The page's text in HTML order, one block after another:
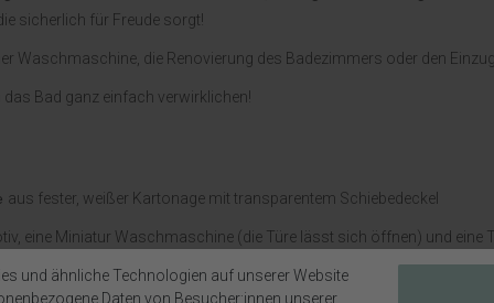
sicherlich für Freude sorgt!
Waschmaschine, die Renovierung des Badezimmers oder den
Bad ganz einfach verwirklichen!
aus fester, weißer Kartonage mit transparentem Schiebedeckel
eine Miniatur Waschmaschine (die Türe lässt sich öffnen) und eine
Badezimmer-Renovierung, Umzug, Einzug in Wohnung oder
und ähnliche Technologien auf unserer Website
Daten von Besucher:innen unserer